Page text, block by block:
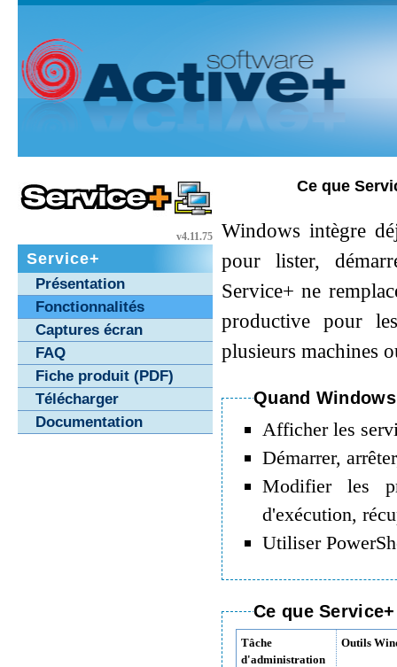
v4.11.75
Service+
Présentation
Fonctionnalités
Captures écran
FAQ
Fiche produit (PDF)
Télécharger
Documentation
Ce que
Windows intègre
pour lister,
Service+ ne
productive pour
plusieurs machines
Quand
Afficher les
Démarrer,
Modifier les
d'exécution,
Utiliser
Ce que
Tâche
d'administration
Outils